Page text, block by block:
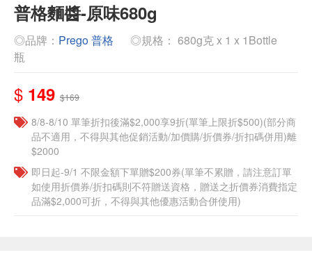
普格麵醬-原味680g
◎品牌： Prego 普格
◎規格： 680g克 x 1 x 1Bottle
瓶
$ 149 $169
8/8-8/10 單筆折扣後滿$2,000享9折(單筆上限折$500)(部分商
品不適用，不得與其他促銷活動/加價購/折價券/折扣碼併用)離
$2000
即日起-9/1 不限金額下單贈$200券(單筆不累贈，請注意訂單
如使用折價券/折扣碼則不符贈送資格，贈送之折價券消費指定
品滿$2,000可折，不得與其他優惠活動合併使用)